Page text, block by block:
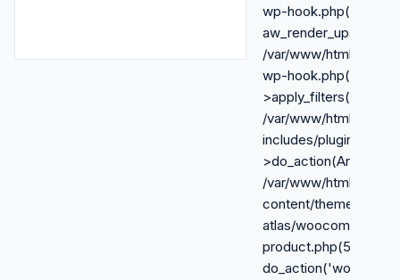
wp-hook.php(341):
/var/www/html/wp-
wp-hook.php(365):
>apply_filters(NULL,
/var/www/html/wp-
includes/
>do_action(Array) #5
/var/www/html/wp-
content/themes/
atlas/woocommerce/
product.php(524):